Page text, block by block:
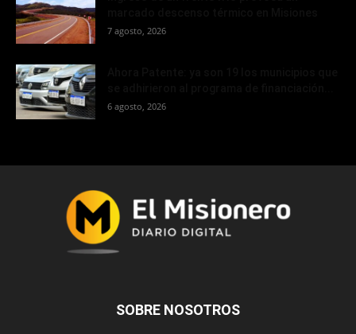
7 agosto, 2026
6 agosto, 2026
SOBRE NOSOTROS